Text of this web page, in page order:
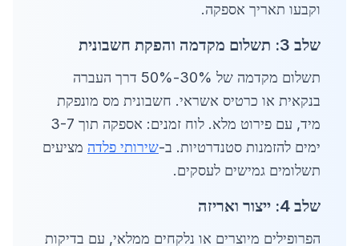
וקבעו תאריך אספקה.
שלב 3: תשלום מקדמה והפקת חשבונית
תשלום מקדמה של 30%-50% דרך העברה
בנקאית או כרטיס אשראי. חשבונית מס מונפקת
מיד, עם פירוט מלא. לוח זמנים: אספקה תוך 3-7
ימים להזמנות סטנדרטיות. ב-שירותי פלדה מציעים
תשלומים גמישים לעסקים.
שלב 4: ייצור ואריזה
הפרופילים מיוצרים או נלקחים ממלאי, עם בדיקות